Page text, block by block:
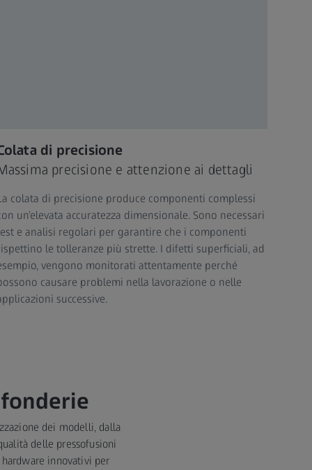
di precisione
precisione e attenzione ai dettagli
colata di precisione produce componenti complessi
un’elevata accuratezza dimensionale. Sono necessari
e analisi regolari per garantire che i componenti
le tolleranze più strette. I difetti superficiali, ad
vengono monitorati attentamente perché
causare problemi nella lavorazione o nelle
successive.
dei modelli, dalla
delle pressofusioni
innovativi per